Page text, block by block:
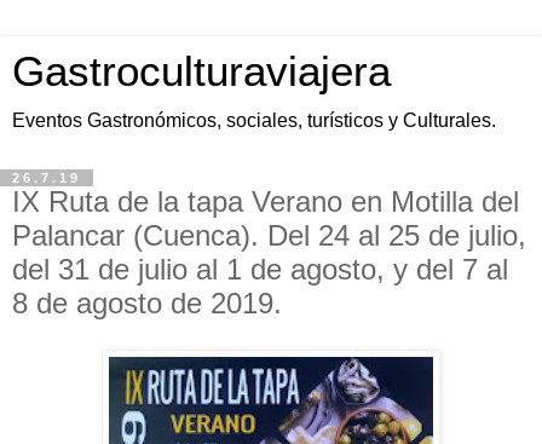
Gastroculturaviajera
Eventos Gastronómicos, sociales, turísticos y Culturales.
26.7.19
IX Ruta de la tapa Verano en Motilla del
Palancar (Cuenca). Del 24 al 25 de julio,
del 31 de julio al 1 de agosto, y del 7 al
8 de agosto de 2019.